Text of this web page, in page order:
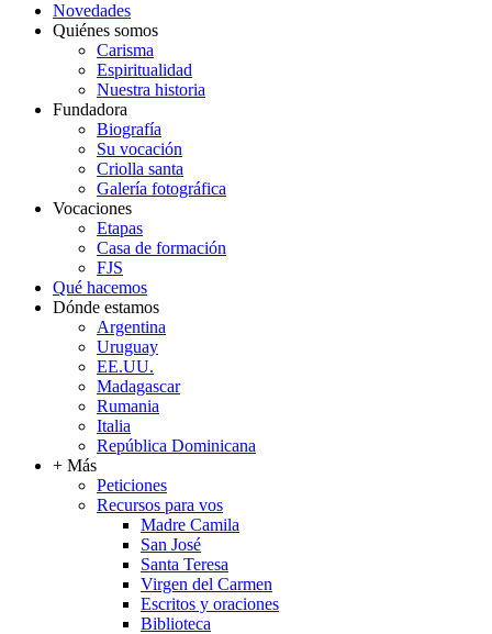
Novedades
Quiénes somos
Carisma
Espiritualidad
Nuestra historia
Fundadora
Biografía
Su vocación
Criolla santa
Galería fotográfica
Vocaciones
Etapas
Casa de formación
FJS
Qué hacemos
Dónde estamos
Argentina
Uruguay
EE.UU.
Madagascar
Rumania
Italia
República Dominicana
+ Más
Peticiones
Recursos para vos
Madre Camila
San José
Santa Teresa
Virgen del Carmen
Escritos y oraciones
Biblioteca